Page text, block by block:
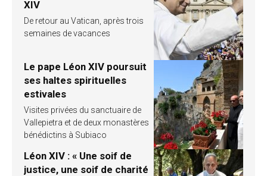
XIV
De retour au Vatican, après trois
semaines de vacances
Le pape Léon XIV poursuit
ses haltes spirituelles
estivales
Visites privées du sanctuaire de
Vallepietra et de deux monastères
bénédictins à Subiaco
Léon XIV : « Une soif de
justice, une soif de charité